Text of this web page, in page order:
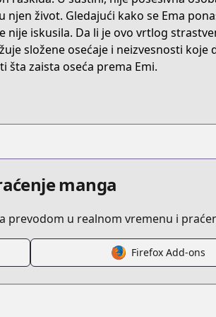
yawaraka
njen život. Gledajući kako se Ema
nije iskusila. Da li je ovo vrtlog
složene osećaje i neizvesnosti
šta zaista oseća prema Emi.
manga
prevodom u realnom vremenu i
Firefox Add-ons